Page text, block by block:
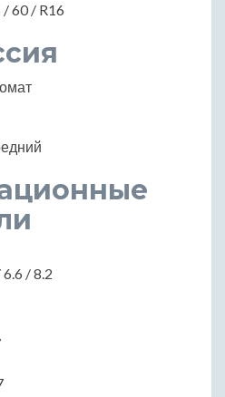
/ 60 / R16
6.6 / 8.2